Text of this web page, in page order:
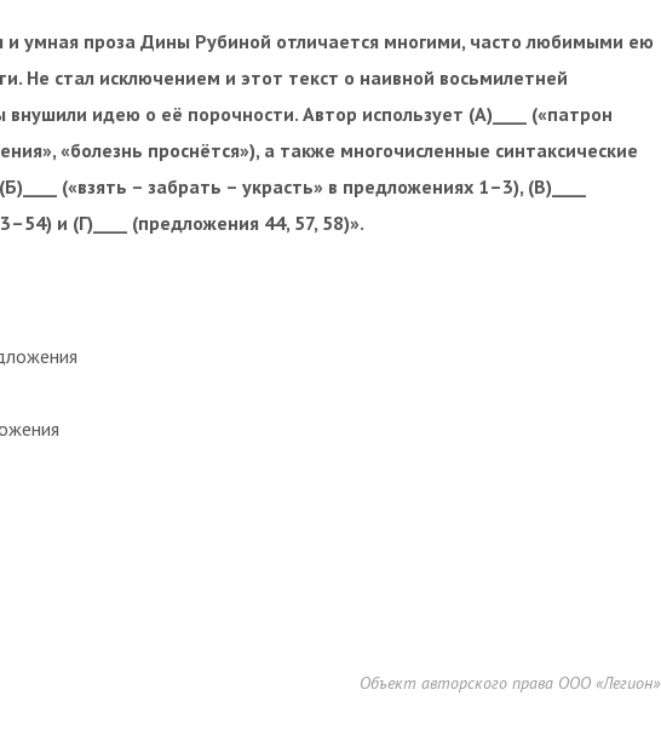
и умная проза Дины Рубиной отличается многими, часто любимыми ею
Не стал исключением и этот текст о наивной восьмилетней
идею о её порочности. Автор использует (А)____ («патрон
«болезнь проснётся»), а также многочисленные синтаксические
(«взять – забрать – украсть» в предложениях 1–3), (В)____
и (Г)____ (предложения 44, 57, 58)».
Объект авторского права ООО «Легион»